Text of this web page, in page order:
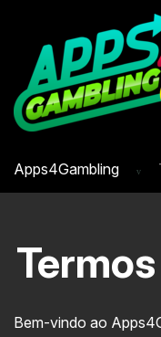
Apps4Gambling
Bem-vindo ao